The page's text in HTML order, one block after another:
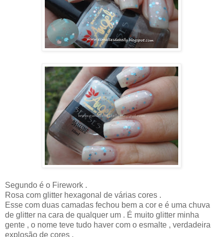
Segundo é o Firework .
Rosa com glitter hexagonal de várias cores .
Esse com duas camadas fechou bem a cor e é uma chuva
de glitter na cara de qualquer um . É muito glitter minha
gente , o nome teve tudo haver com o esmalte , verdadeira
explosão de cores .